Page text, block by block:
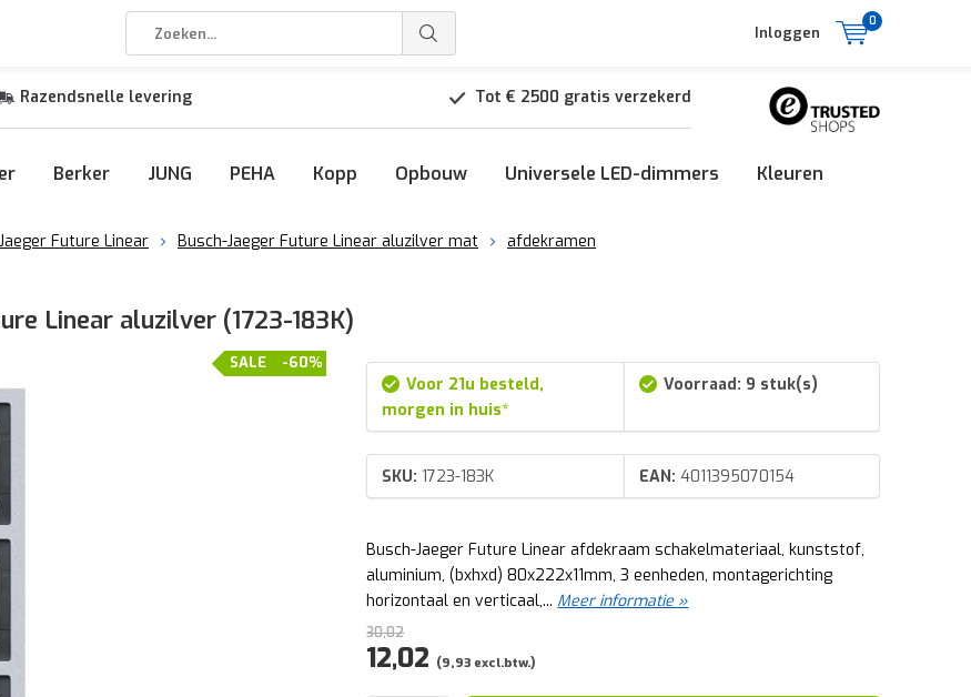
Inloggen
0
Razendsnelle levering Tot € 2500 gratis verzekerd
Berker JUNG PEHA Kopp Opbouw Universele LED-dimmers Kleuren
Future Linear Busch-Jaeger Future Linear aluzilver mat
afdekramen
Linear aluzilver (1723-183K)
-60%
SALE
Voor 21u besteld,
morgen in huis*
Voorraad: 9 stuk(s)
SKU: 1723-183K EAN: 4011395070154
Busch-Jaeger Future Linear afdekraam schakelmateriaal, kunststof,
aluminium, (bxhxd) 80x222x11mm, 3 eenheden, montagerichting
horizontaal en verticaal,... Meer informatie »
30,02
12,02 (9,93 excl.btw.)